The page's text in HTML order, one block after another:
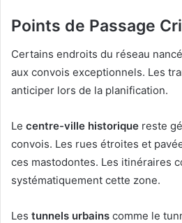
Points de Passage
Certains endroits du réseau
aux convois exceptionnels. Les
anticiper lors de la planification.
Le centre-ville historique reste
convois. Les rues étroites et
ces mastodontes. Les itinéraires
systématiquement cette zone.
Les tunnels urbains comme le